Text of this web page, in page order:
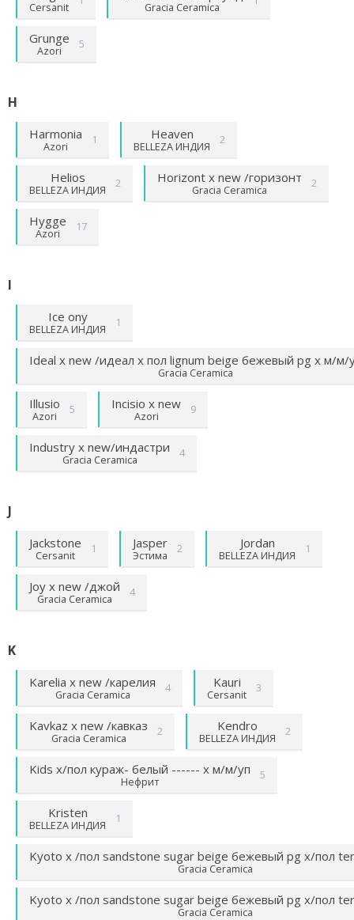
Cersanit Gracia Ceramica
Grunge
Azori
5
H
Harmonia
Azori
1 Heaven
BELLEZA ИНДИЯ
2
Helios
BELLEZA ИНДИЯ
2 Horizont х new /горизонт
Gracia Ceramica
2
Hygge
Azori
17
I
Ice ony
BELLEZA ИНДИЯ
1
Ideal х new /идеал х пол lignum beige бежевый pg х м/м/
Gracia Ceramica
Illusio
Azori
5 Incisio х new
Azori
9
Industry х new/индастри
Gracia Ceramica
4
J
Jackstone
Cersanit
1 Jasper
Эстима
2 Jordan
BELLEZA ИНДИЯ
1
Joy х new /джой
Gracia Ceramica
4
K
Karelia х new /карелия
Gracia Ceramica
4 Kauri
Cersanit
3
Kavkaz х new /кавказ
Gracia Ceramica
2 Kendro
BELLEZA ИНДИЯ
2
Kids х/пол кураж- белый ------ х м/м/уп
Нефрит
5
Kristen
BELLEZA ИНДИЯ
1
Kyoto х /пол sandstone sugar beige бежевый pg х/пол
Gracia Ceramica
Kyoto х /пол sandstone sugar beige бежевый pg х/пол
Gracia Ceramica